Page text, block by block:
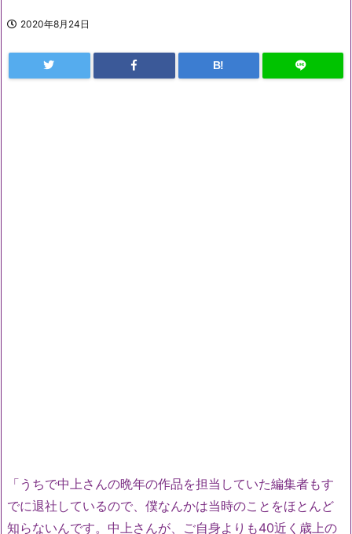
2020年8月24日
B!
「うちで中上さんの晩年の作品を担当していた編集者もす
でに退社しているので、僕なんかは当時のことをほとんど
知らないんです。中上さんが、ご自身よりも40近く歳上の